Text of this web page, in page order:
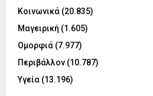
Κοινωνικά (20.835)
Μαγειρική (1.605)
Ομορφιά (7.977)
Περιβάλλον (10.787)
Υγεία (13.196)